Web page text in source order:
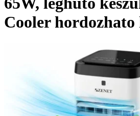
Cooler